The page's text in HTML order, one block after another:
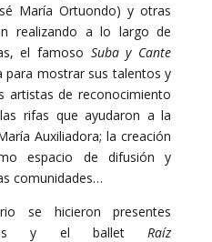
María Ortuondo) y otras
realizando a lo largo de
el famoso Suba y Cante
para mostrar sus talentos y
artistas de reconocimiento
rifas que ayudaron a la
Auxiliadora; la creación
espacio de difusión y
comunidades…
se hicieron presentes
y el ballet Raíz